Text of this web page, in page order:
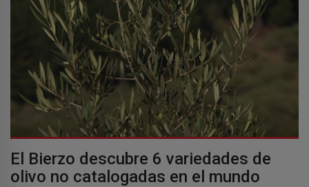
El Bierzo descubre 6 variedades de
olivo no catalogadas en el mundo